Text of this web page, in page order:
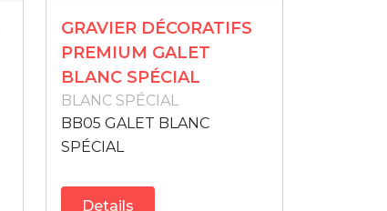
GRAVIER DÉCORATIFS
PREMIUM GALET
BLANC SPÉCIAL
BLANC SPÉCIAL
BB05 GALET BLANC
SPÉCIAL
Details